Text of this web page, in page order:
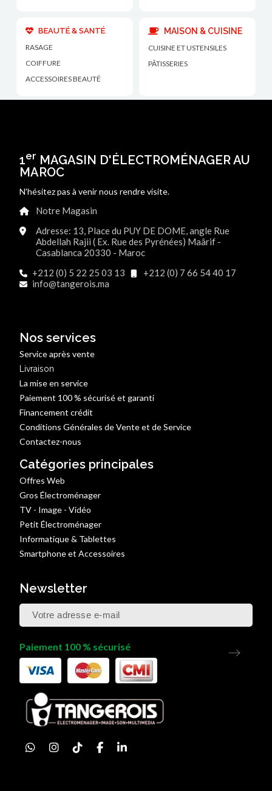
BEAUTÉ & SANTÉ
RASAGE
COIFFURE
ACCESSOIRES BEAUTÉ
MAISON & CUISINE
CUISINE ET USTENSILES
PÂTISSERIES
1er MAGASIN D'ÉLECTROMÉNAGER AU
MAROC
N'hésitez pas à venir nous rendre visite.
Notre Magasin
Adresse: 13, Place du PUY DE DOME, angle Rue
Abdellah Rajii ( Ex. Rue des Pyrénées) Maârif -
Casablanca 20330 - Maroc
+212 (0) 5 22 25 03 13
+212 (0) 7 66 54 40 17
info@tangerois.ma
Nos services
Service après vente
Livraison
La mise en service
Paiement 100 % sécurisé et garanti
Financement crédit
Conditions Générales de Vente et de Service
Contactez-nous
Catégories principales
Offres Web
Gros Électroménager
TV - Image - Vidéo
Petit Électroménager
Informatique & Tablettes
Smartphone et Accessoires
Newsletter
Paiement 100 % sécurisé